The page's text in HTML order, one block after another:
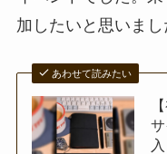
加したいと思いまし
あわせて読みたい
入